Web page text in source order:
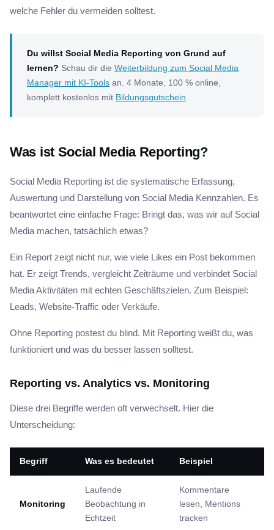
welche Fehler du vermeiden solltest.
Du willst Social Media Reporting von Grund auf
lernen? Schau dir die Weiterbildung zum Social Media
Manager mit KI-Tools an. 4 Monate, 100 % online,
komplett kostenlos mit Bildungsgutschein
Was ist Social Media Reporting?
Social Media Reporting ist die systematische Erfassung,
Auswertung und Darstellung von Social Media Kennzahlen. Es
beantwortet eine einfache Frage: Bringt das, was wir auf Social
Media machen, tatsächlich etwas?
Ein Report zeigt nicht nur, wie viele Likes ein Post bekommen
hat. Er zeigt Trends, vergleicht Zeiträume und verbindet Social
Media Aktivitäten mit echten Geschäftszielen. Zum Beispiel:
Leads, Website-Traffic oder Verkäufe.
Ohne Reporting postest du blind. Mit Reporting weißt du, was
funktioniert und was du besser lassen solltest.
Reporting vs. Analytics vs. Monitoring
Diese drei Begriffe werden oft verwechselt. Hier die
Unterscheidung:
Begriff Was es bedeutet Beispiel
Monitoring
Laufende
Beobachtung in
Echtzeit
Kommentare
lesen, Mentions
tracken